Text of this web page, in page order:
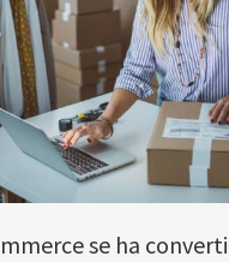
se ha